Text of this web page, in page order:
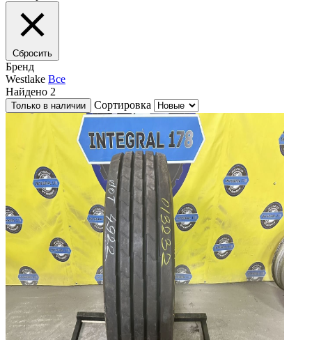
Сбросить
Бренд
Westlake Все
Найдено 2
Только в наличии Сортировка